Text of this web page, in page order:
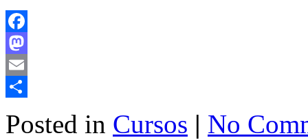
Facebook
Mastodon
Email
Posted in Cursos | No